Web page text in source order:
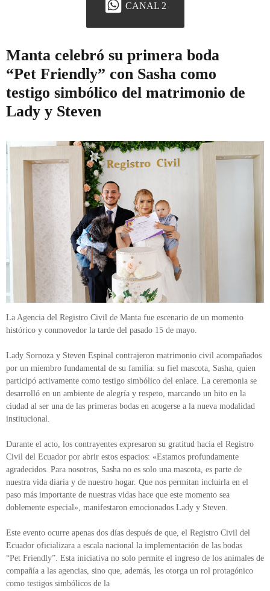
CANAL 2
Manta celebró su primera boda
“Pet Friendly” con Sasha como
testigo simbólico del matrimonio de
Lady y Steven
La Agencia del Registro Civil de Manta fue escenario de un momento
histórico y conmovedor la tarde del pasado 15 de mayo.
Lady Sornoza y Steven Espinal contrajeron matrimonio civil acompañados
por un miembro fundamental de su familia: su fiel mascota, Sasha, quien
participó activamente como testigo simbólico del enlace. La ceremonia se
desarrolló en un ambiente de alegría y respeto, marcando un hito en la
ciudad al ser una de las primeras bodas en acogerse a la nueva modalidad
institucional.
Durante el acto, los contrayentes expresaron su gratitud hacia el Registro
Civil del Ecuador por abrir estos espacios: «Estamos profundamente
agradecidos. Para nosotros, Sasha no es solo una mascota, es parte de
nuestra vida diaria y de nuestro hogar. Que nos permitan incluirla en el
paso más importante de nuestras vidas hace que este momento sea
doblemente especial», manifestaron emocionados Lady y Steven.
Este evento ocurre apenas dos días después de que, el Registro Civil del
Ecuador oficializara a escala nacional la implementación de las bodas
“Pet Friendly”. Esta iniciativa no solo permite el ingreso de los animales de
compañía a las agencias, sino que, además, les otorga un rol protagónico
como testigos simbólicos de la